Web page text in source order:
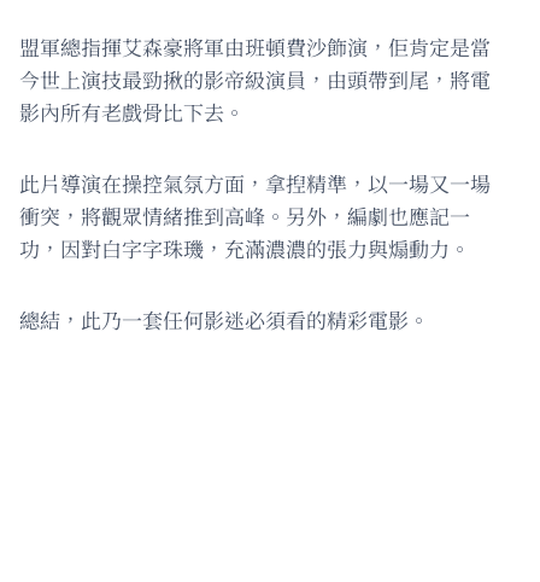
盟軍總指揮艾森豪將軍由班頓費沙飾演，佢肯定是當
今世上演技最勁揪的影帝級演員，由頭帶到尾，將電
影內所有老戲骨比下去。
此片導演在操控氣氛方面，拿揑精準，以一場又一場
衝突，將觀眾情緒推到高峰。另外，編劇也應記一
功，因對白字字珠璣，充滿濃濃的張力與煽動力。
總結，此乃一套任何影迷必須看的精彩電影。